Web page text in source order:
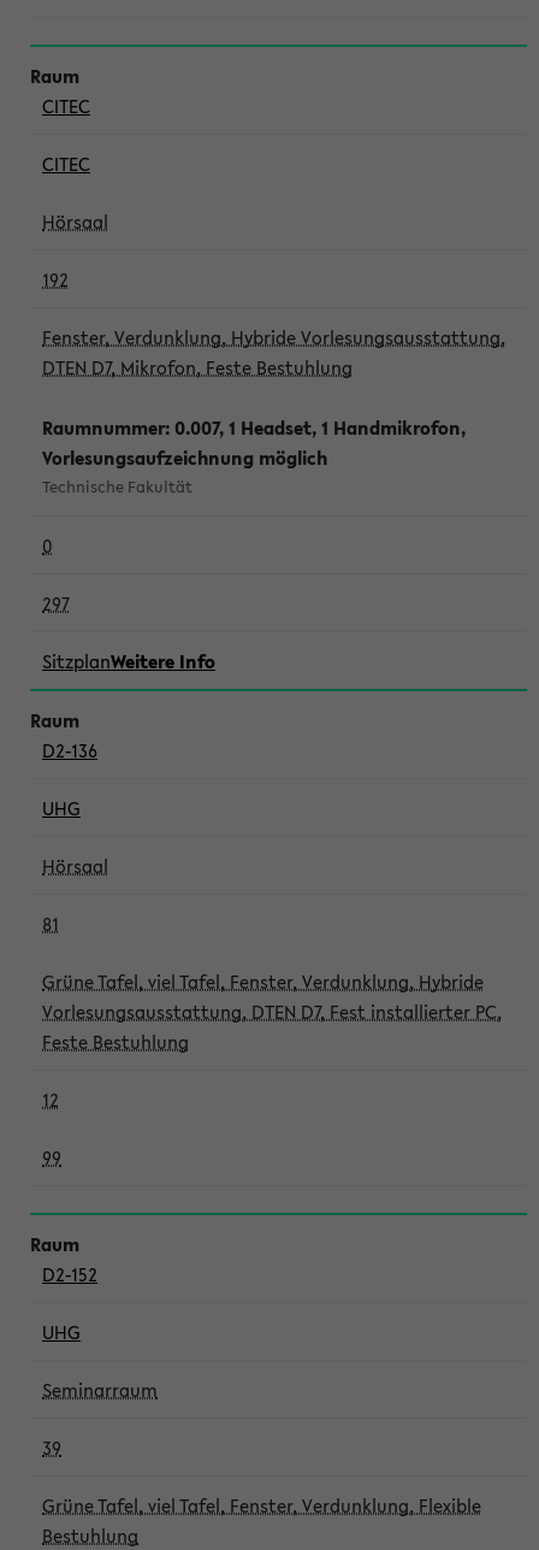
CITEC
CITEC
Hörsaal
192
Fenster, Verdunklung, Hybride Vorlesungsausstattung,
DTEN D7, Mikrofon, Feste Bestuhlung
Raumnummer: 0.007, 1 Headset, 1 Handmikrofon,
Vorlesungsaufzeichnung möglich
Technische Fakultät
0
297
SitzplanWeitere Info
D2-136
UHG
Hörsaal
81
Grüne Tafel, viel Tafel, Fenster, Verdunklung, Hybride
Vorlesungsausstattung, DTEN D7, Fest installierter PC,
Feste Bestuhlung
12
99
D2-152
UHG
Seminarraum
39
Grüne Tafel, viel Tafel, Fenster, Verdunklung, Flexible
Bestuhlung